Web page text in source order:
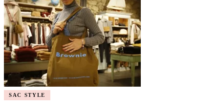
SAC STYLE